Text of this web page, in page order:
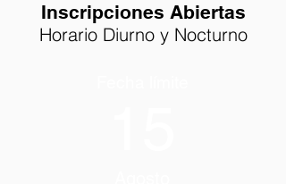
Inscripciones Abiertas
Horario Diurno y Nocturno